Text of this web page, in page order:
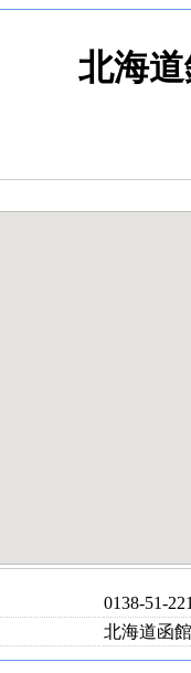
北海
0138-51-
北海道函